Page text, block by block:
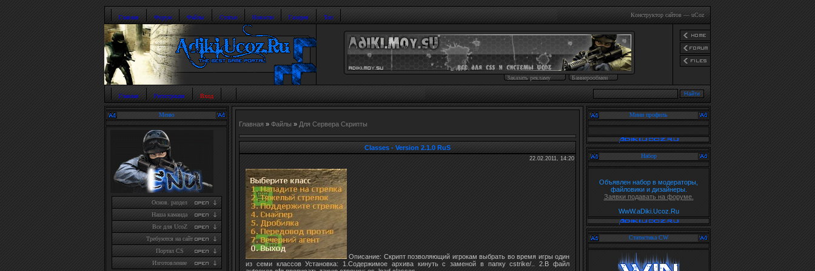
Главная Форум Файлы Статьи Новости Галерея Топ Конструктор сайтов — uCoz
Баннерообмен
Заказать рекламу
Главная Регистрация Вход
Меню
Основ. раздел
Наша каманда
Все для UcoZ
Требуются на сайт
Портал CS
Изготовление
Главная » Файлы » Для Сервера Скрипты
Classes - Version 2.1.0 RuS
22.02.2011, 14:20
Описание: Скрипт позволяющий игрокам выбрать во время игры один
из семи классов Установка: 1.Содержимое архива кинуть с заменой в папку cstrike/.. 2.В файл
Мини профиль
Набор
Объявлен набор в модераторы,
файловики и дизайнеры.
Заявки подавать на форуме.
WwW.aDiki.Ucoz.Ru
Статистика CW